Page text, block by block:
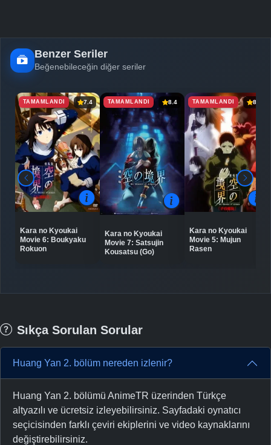
Benzer Seriler
Beğenebileceğin diğer seriler
TAMAMLANDI 7.4
Kara no Kyoukai
Movie 6: Boukyaku
Rokuon
TAMAMLANDI 8.4
Kara no Kyoukai
Movie 7: Satsujin
Kousatsu (Go)
TAMAMLANDI 8.5
Kara no Kyoukai
Movie 5: Mujun
Rasen
Sıkça Sorulan Sorular
Huang Yan 2. bölüm nereden izlenir?
Huang Yan 2. bölümü AnimeTR üzerinden Türkçe
altyazılı ve ücretsiz izleyebilirsiniz. Sayfadaki oynatıcı
seçicisinden farklı çeviri ekiplerini ve video kaynaklarını
değiştirebilirsiniz.